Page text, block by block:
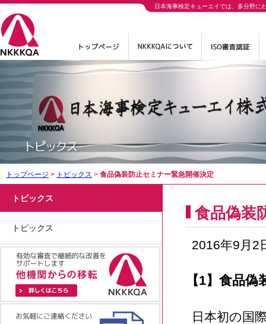
日本海事検定キューエイでは、多分野に
トップページ > トピックス > 食品偽装防止セミナー緊急開催決定
トピックス
トピックス
食品偽装
2016年9月2
【1】 食品偽
日本初の国